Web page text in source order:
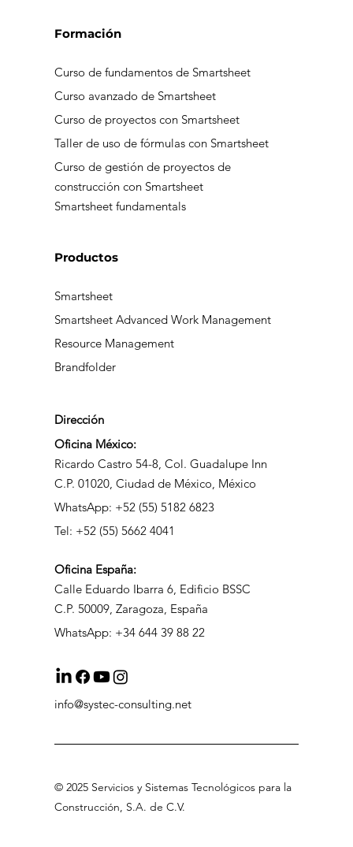
Dirección
Oficina México:
Ricardo Castro 54-8, Col. Guadalupe Inn
C.P. 01020, Ciudad de México, México
Tel: +52 (55) 5662 4041
WhatsApp: +52 (55) 5182 6823
OficinaEspaña:
Calle Eduardo Ibarra 6, Edificio BSSC
C.P. 50009, Zaragoza, España
WhatsApp: +34 644 39 88 22
info@systec-consulting.net
Productos
Smartsheet
Resource Management
Brandfolder
Smartsheet Advanced Work Management
Formación
Curso de fundamentos de Smartsheet
Curso avanzado de Smartsheet
Curso de proyectos con Smartsheet
Taller de uso de fórmulas con Smartsheet
Curso de gestión de proyectos de
construcción con Smartsheet
Smartsheet fundamentals
© 2025 Servicios y Sistemas Tecnológicos para la
Construcción, S.A. de C.V.